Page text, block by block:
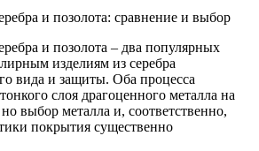
и позолота: сравнение и выбор
и позолота – два популярных
изделиям из серебра
вида и защиты. Оба процесса
слоя драгоценного металла на
выбор металла и, соответственно,
покрытия существенно